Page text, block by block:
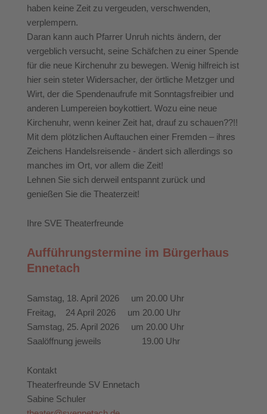
haben keine Zeit zu vergeuden, verschwenden,
verplempern.
Daran kann auch Pfarrer Unruh nichts ändern, der
vergeblich versucht, seine Schäfchen zu einer Spende
für die neue Kirchenuhr zu bewegen. Wenig hilfreich ist
hier sein steter Widersacher, der örtliche Metzger und
Wirt, der die Spendenaufrufe mit Sonntagsfreibier und
anderen Lumpereien boykottiert. Wozu eine neue
Kirchenuhr, wenn keiner Zeit hat, drauf zu schauen??!!
Mit dem plötzlichen Auftauchen einer Fremden – ihres
Zeichens Handelsreisende - ändert sich allerdings so
manches im Ort, vor allem die Zeit!
Lehnen Sie sich derweil entspannt zurück und
genießen Sie die Theaterzeit!
Ihre SVE Theaterfreunde
Aufführungstermine im Bürgerhaus
Ennetach
Samstag, 18. April 2026 um 20.00 Uhr
Freitag, 24 April 2026 um 20.00 Uhr
Samstag, 25. April 2026 um 20.00 Uhr
Saalöffnung jeweils 19.00 Uhr
Kontakt
Theaterfreunde SV Ennetach
Sabine Schuler